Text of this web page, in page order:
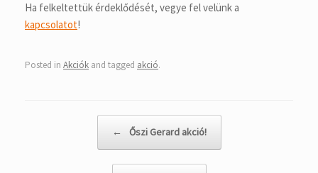
Ha felkeltettük érdeklődését, vegye fel velünk a
kapcsolatot!
Posted in Akciók and tagged akció.
← Őszi Gerard akció!